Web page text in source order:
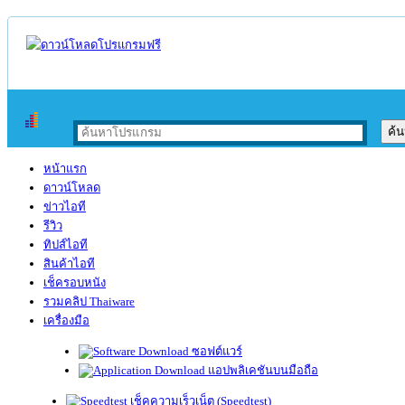
หน้าแรก
ดาวน์โหลด
ข่าวไอที
รีวิว
ทิปส์ไอที
สินค้าไอที
เช็ครอบหนัง
รวมคลิป Thaiware
เครื่องมือ
ซอฟต์แวร์
แอปพลิเคชันบนมือถือ
เช็คความเร็วเน็ต (Speedtest)